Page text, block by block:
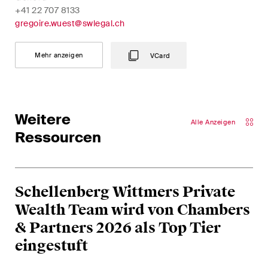
+41 22 707 8133
gregoire.wuest@swlegal.ch
Mehr anzeigen VCard
Weitere
Ressourcen
Alle Anzeigen
Schellenberg Wittmers Private
Wealth Team wird von Chambers
& Partners 2026 als Top Tier
eingestuft
Abonnieren